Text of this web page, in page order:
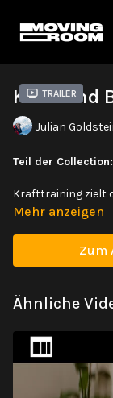
Trailer
Kraft und
Julian
Teil der Collection:
Krafttraining zielt
Körperregionen
zu Standard-
Mehr anzeigen
Zum
Ähnliche